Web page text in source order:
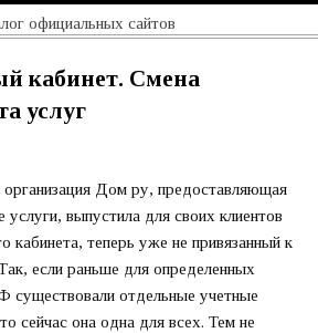
Официальный
официальных сайтов
кабинет. Смена
услуг
организация Дом ру, предоставляющая
услуги, выпустила для своих клиентов
кабинета, теперь уже не привязанный к
если раньше для определенных
существовали отдельные учетные
сейчас она одна для всех. Тем не